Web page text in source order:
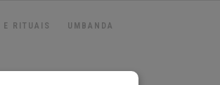
E RITUAIS UMBANDA